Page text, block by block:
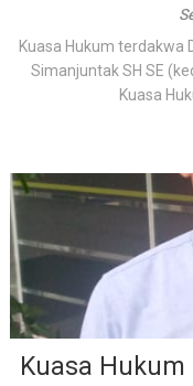
Kuasa Hukum terdakwa
Simanjuntak SH SE
Kuasa
Kuasa Hukum